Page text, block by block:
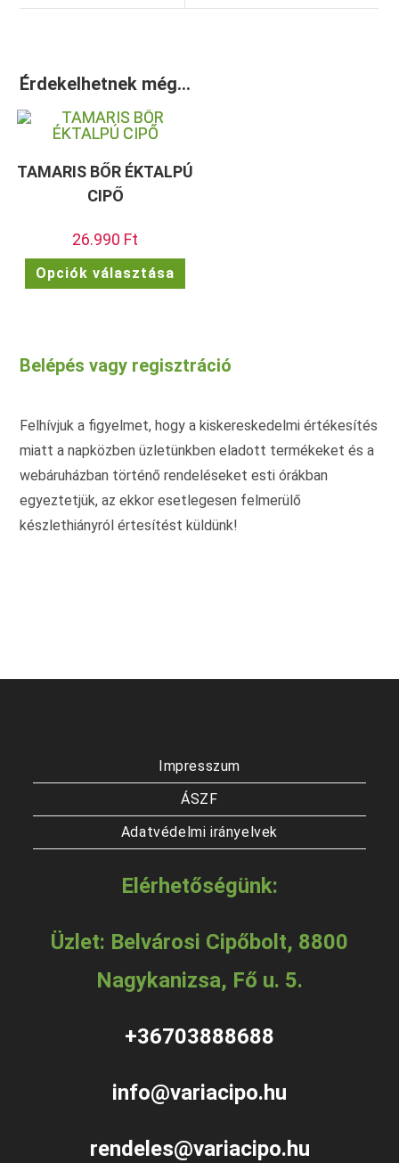
Érdekelhetnek még…
TAMARIS BŐR ÉKTALPÚ
CIPŐ
26.990 Ft
Opciók választása
terméknek
a
termékoldalon
Belépés vagy regisztráció
Felhívjuk a figyelmet, hogy a kiskereskedelmi értékesítés
miatt a napközben üzletünkben eladott termékeket és a
webáruházban történő rendeléseket esti órákban
egyeztetjük, az ekkor esetlegesen felmerülő
készlethiányról értesítést küldünk!
Impresszum
ÁSZF
Adatvédelmi irányelvek
Elérhetőségünk:
Üzlet: Belvárosi Cipőbolt, 8800
Nagykanizsa, Fő u. 5.
+36703888688
info@variacipo.hu
rendeles@variacipo.hu